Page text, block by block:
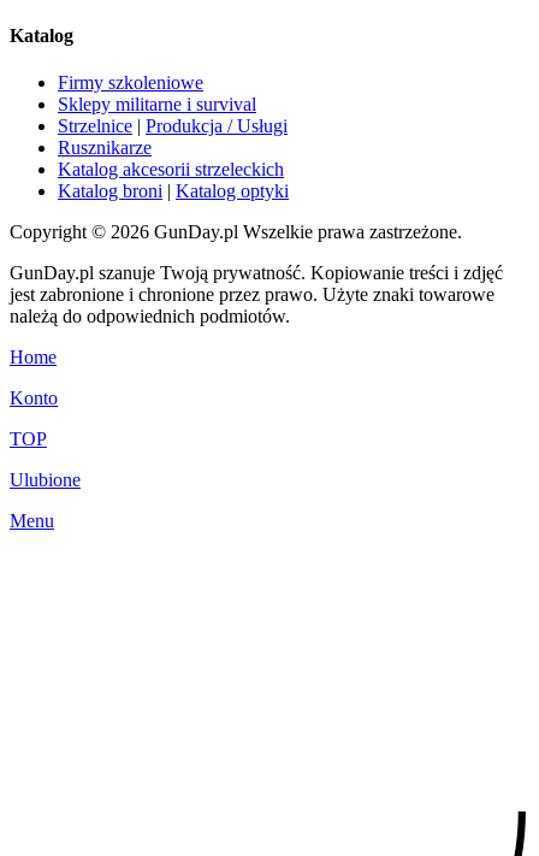
Katalog
Firmy szkoleniowe
Sklepy militarne i survival
Strzelnice | Produkcja / Usługi
Rusznikarze
Katalog akcesorii strzeleckich
Katalog broni | Katalog optyki
Copyright © 2026 GunDay.pl Wszelkie prawa zastrzeżone.
GunDay.pl szanuje Twoją prywatność. Kopiowanie treści i zdjęć
jest zabronione i chronione przez prawo. Użyte znaki towarowe
należą do odpowiednich podmiotów.
Home
Konto
TOP
Ulubione
Menu